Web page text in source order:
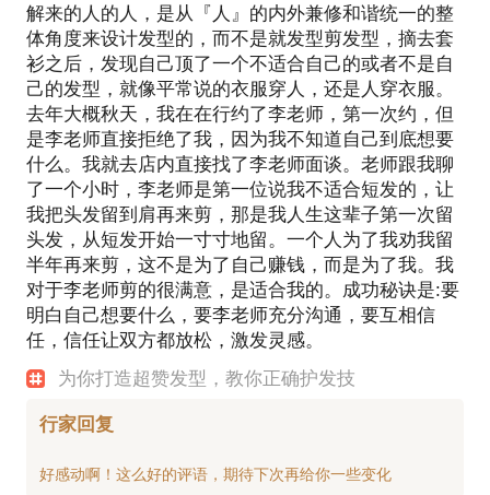
解来的人的人，是从『人』的内外兼修和谐统一的整
体角度来设计发型的，而不是就发型剪发型，摘去套
衫之后，发现自己顶了一个不适合自己的或者不是自
己的发型，就像平常说的衣服穿人，还是人穿衣服。
去年大概秋天，我在在行约了李老师，第一次约，但
是李老师直接拒绝了我，因为我不知道自己到底想要
什么。我就去店内直接找了李老师面谈。老师跟我聊
了一个小时，李老师是第一位说我不适合短发的，让
我把头发留到肩再来剪，那是我人生这辈子第一次留
头发，从短发开始一寸寸地留。一个人为了我劝我留
半年再来剪，这不是为了自己赚钱，而是为了我。我
对于李老师剪的很满意，是适合我的。成功秘诀是:要
明白自己想要什么，要李老师充分沟通，要互相信
任，信任让双方都放松，激发灵感。
为你打造超赞发型，教你正确护发技
行家回复